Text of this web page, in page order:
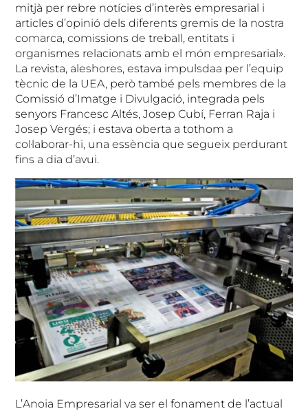
mitjà per rebre notícies d’interès empresarial i
articles d’opinió dels diferents gremis de la nostra
comarca, comissions de treball, entitats i
organismes relacionats amb el món empresarial».
La revista, aleshores, estava impulsdaa per l’equip
tècnic de la UEA, però també pels membres de la
Comissió d’Imatge i Divulgació, integrada pels
senyors Francesc Altés, Josep Cubí, Ferran Raja i
Josep Vergés; i estava oberta a tothom a
col·laborar-hi, una essència que segueix perdurant
fins a dia d’avui.
L’Anoia Empresarial va ser el fonament de l’actual